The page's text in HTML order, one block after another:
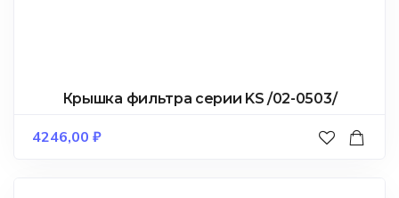
Крышка фильтра серии KS /02-0503/
4246,00 ₽